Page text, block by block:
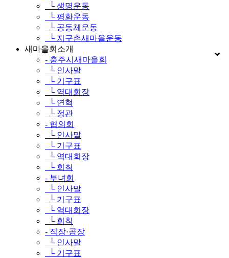
└ 생명운동
└ 평화운동
└ 공동체운동
└ 지구촌새마을운동
새마을회소개
- 충주시새마을회
└ 인사말
└ 기구표
└ 역대회장
└ 연혁
└ 정관
- 협의회
└ 인사말
└ 기구표
└ 역대회장
└ 회칙
- 부녀회
└ 인사말
└ 기구표
└ 역대회장
└ 회칙
- 직장·공장
└ 인사말
└ 기구표